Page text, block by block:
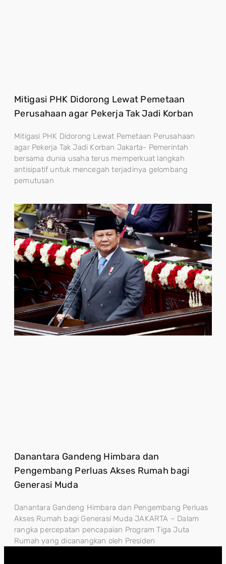
Mitigasi PHK Didorong Lewat Pemetaan
Perusahaan agar Pekerja Tak Jadi Korban
Mitigasi PHK Didorong Lewat Pemetaan Perusahaan
agar Pekerja Tak Jadi Korban Jakarta- Pemerintah
bersama dunia usaha terus memperkuat langkah
antisipatif untuk mencegah terjadinya gelombang
pemutusan
Danantara Gandeng Himbara dan
Pengembang Perluas Akses Rumah bagi
Generasi Muda
Danantara Gandeng Himbara dan Pengembang Perluas
Akses Rumah bagi Generasi Muda JAKARTA – Dalam
rangka percepatan pencapaian Program Tiga Juta
Rumah yang dicanangkan oleh Presiden